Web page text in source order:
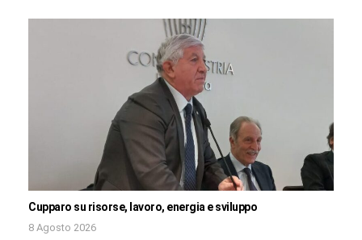
Cupparo su risorse, lavoro, energia e sviluppo
8 Agosto 2026